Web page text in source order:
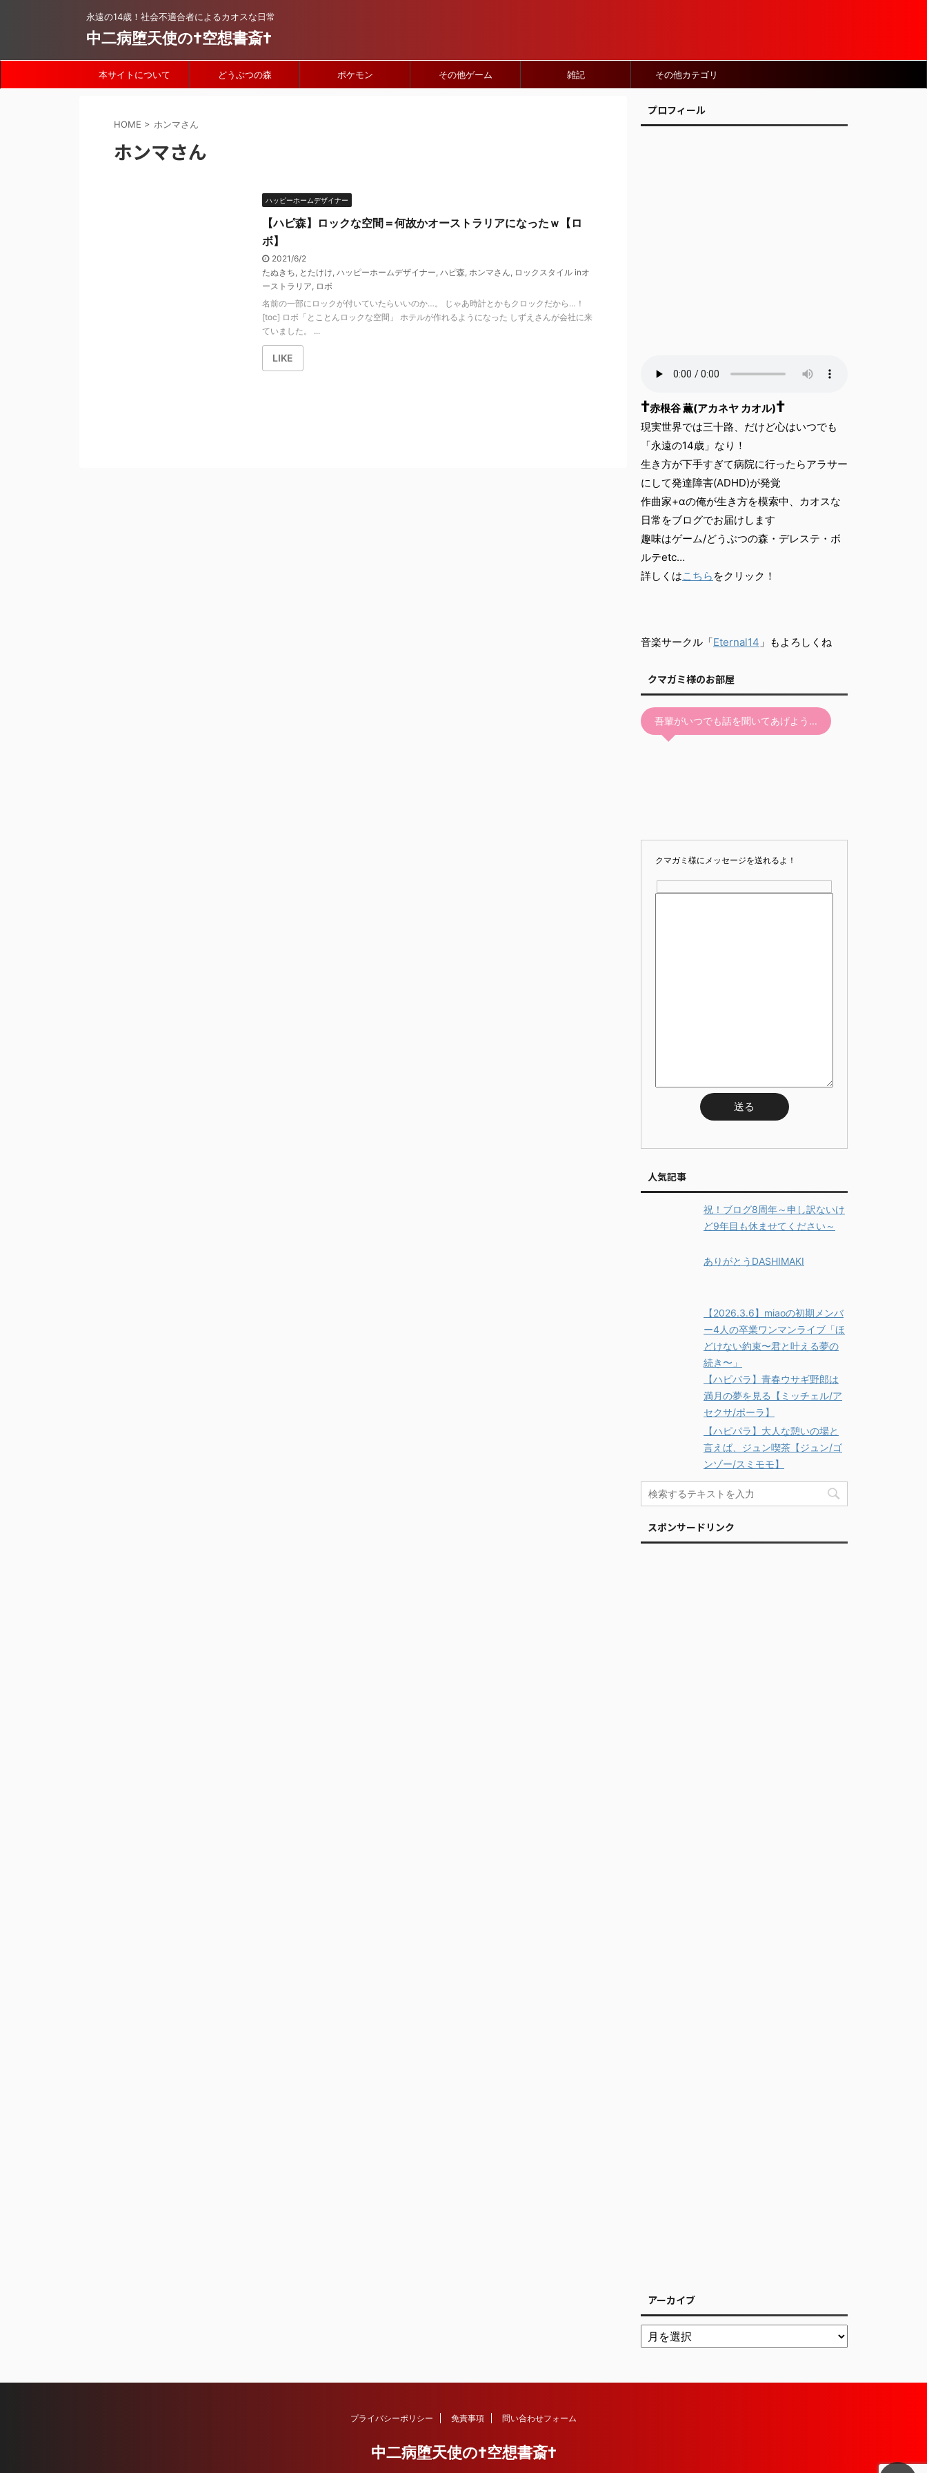
永遠の14歳！社会不適合者によるカオスな日常
中二病堕天使の†空想書斎†
本サイトについて どうぶつの森 ポケモン その他ゲーム 雑記 その他カテゴリ
HOME > ホンマさん
ホンマさん
ハッピーホームデザイナー
【ハピ森】ロックな空間＝何故かオーストラリアになったｗ【ロ
ボ】
2021/6/2
たぬきち, とたけけ, ハッピーホームデザイナー, ハピ森, ホンマさん, ロックスタイル inオ
ーストラリア, ロボ
名前の一部にロックが付いていたらいいのか…。 じゃあ時計とかもクロックだから…！
[toc] ロボ「とことんロックな空間」 ホテルが作れるようになった しずえさんが会社に来
ていました。 ...
LIKE
プロフィール
†赤根谷 薫(アカネヤ カオル)†
現実世界では三十路、だけど心はいつでも
「永遠の14歳」なり！
生き方が下手すぎて病院に行ったらアラサー
にして発達障害(ADHD)が発覚
作曲家+αの俺が生き方を模索中、カオスな
日常をブログでお届けします
趣味はゲーム/どうぶつの森・デレステ・ボ
ルテetc…
詳しくはこちら をクリック！
音楽サークル「Eternal14 」もよろしくね
クマガミ様のお部屋
吾輩がいつでも話を聞いてあげよう…
クマガミ様にメッセージを送れるよ！
人気記事
祝！ブログ8周年～申し訳ないけ
ど9年目も休ませてください～
ありがとうDASHIMAKI
【2026.3.6】miaoの初期メンバ
ー4人の卒業ワンマンライブ「ほ
どけない約束〜君と叶える夢の
続き〜」
【ハピパラ】青春ウサギ野郎は
満月の夢を見る【ミッチェル/ア
セクサ/ポーラ】
【ハピパラ】大人な憩いの場と
言えば、ジュン喫茶【ジュン/ゴ
ンゾー/スミモモ】
スポンサードリンク
アーカイブ
プライバシーポリシー 免責事項 問い合わせフォーム
中二病堕天使の†空想書斎†